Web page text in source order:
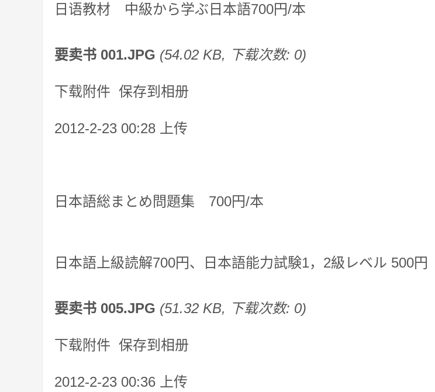
日语教材 中級から学ぶ日本語700円/本
要卖书 001.JPG (54.02 KB, 下载次数: 0)
下载附件 保存到相册
2012-2-23 00:28 上传
日本語総まとめ問題集 700円/本
日本語上級読解700円、日本語能力試験1，2級レベル 500円
要卖书 005.JPG (51.32 KB, 下载次数: 0)
下载附件 保存到相册
2012-2-23 00:36 上传